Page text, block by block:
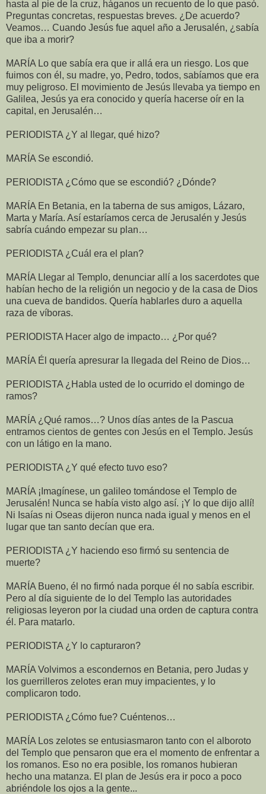
hasta al pie de la cruz, háganos un recuento de lo que pasó.
Preguntas concretas, respuestas breves. ¿De acuerdo?
Veamos… Cuando Jesús fue aquel año a Jerusalén, ¿sabía
que iba a morir?
MARÍA Lo que sabía era que ir allá era un riesgo. Los que
fuimos con él, su madre, yo, Pedro, todos, sabíamos que era
muy peligroso. El movimiento de Jesús llevaba ya tiempo en
Galilea, Jesús ya era conocido y quería hacerse oír en la
capital, en Jerusalén…
PERIODISTA ¿Y al llegar, qué hizo?
MARÍA Se escondió.
PERIODISTA ¿Cómo que se escondió? ¿Dónde?
MARÍA En Betania, en la taberna de sus amigos, Lázaro,
Marta y María. Así estaríamos cerca de Jerusalén y Jesús
sabría cuándo empezar su plan…
PERIODISTA ¿Cuál era el plan?
MARÍA Llegar al Templo, denunciar allí a los sacerdotes que
habían hecho de la religión un negocio y de la casa de Dios
una cueva de bandidos. Quería hablarles duro a aquella
raza de víboras.
PERIODISTA Hacer algo de impacto… ¿Por qué?
MARÍA Él quería apresurar la llegada del Reino de Dios…
PERIODISTA ¿Habla usted de lo ocurrido el domingo de
ramos?
MARÍA ¿Qué ramos…? Unos días antes de la Pascua
entramos cientos de gentes con Jesús en el Templo. Jesús
con un látigo en la mano.
PERIODISTA ¿Y qué efecto tuvo eso?
MARÍA ¡Imagínese, un galileo tomándose el Templo de
Jerusalén! Nunca se había visto algo así. ¡Y lo que dijo allí!
Ni Isaías ni Oseas dijeron nunca nada igual y menos en el
lugar que tan santo decían que era.
PERIODISTA ¿Y haciendo eso firmó su sentencia de
muerte?
MARÍA Bueno, él no firmó nada porque él no sabía escribir.
Pero al día siguiente de lo del Templo las autoridades
religiosas leyeron por la ciudad una orden de captura contra
él. Para matarlo.
PERIODISTA ¿Y lo capturaron?
MARÍA Volvimos a escondernos en Betania, pero Judas y
los guerrilleros zelotes eran muy impacientes, y lo
complicaron todo.
PERIODISTA ¿Cómo fue? Cuéntenos…
MARÍA Los zelotes se entusiasmaron tanto con el alboroto
del Templo que pensaron que era el momento de enfrentar a
los romanos. Eso no era posible, los romanos hubieran
hecho una matanza. El plan de Jesús era ir poco a poco
abriéndole los ojos a la gente...